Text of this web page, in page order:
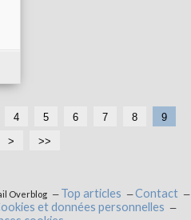
4 5 6 7 8
9
> >>
Overblog Top articles
Contact
et données personnelles